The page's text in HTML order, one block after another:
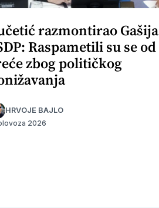
razmontirao Gašija
Raspametili su se od
zbog političkog
HRVOJE BAJLO
2026